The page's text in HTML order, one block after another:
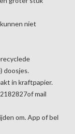
niet
doosjes.
in kraftpapier.
mail
om. App of bel